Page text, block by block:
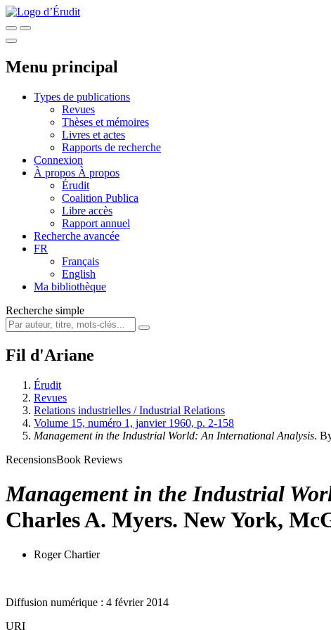
Menu principal
Types de publications
Revues
Thèses et mémoires
Livres et actes
Rapports de recherche
Connexion
À propos À propos
Érudit
Coalition Publica
Libre accès
Rapport annuel
Recherche avancée
FR
Français
English
Ma bibliothèque
Recherche simple
Fil d'Ariane
Érudit
Revues
Relations industrielles / Industrial Relations
Volume 15, numéro 1, janvier 1960, p. 2-158
Management in the Industrial World: An International Analysis.
RecensionsBook Reviews
Management in the Industrial
Charles A. Myers. New York,
Roger Chartier
Diffusion numérique : 4 février 2014
URI